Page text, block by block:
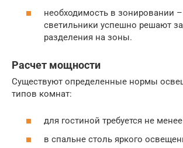
необходимость в зонировании
светильники успешно решают
разделения на зоны.
Расчет мощности
Существуют определенные нормы
типов комнат:
для гостиной требуется не
в спальне столь яркого